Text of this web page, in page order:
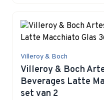
Villeroy & Boch
Villeroy & Boch
Beverages Latte
set van 2